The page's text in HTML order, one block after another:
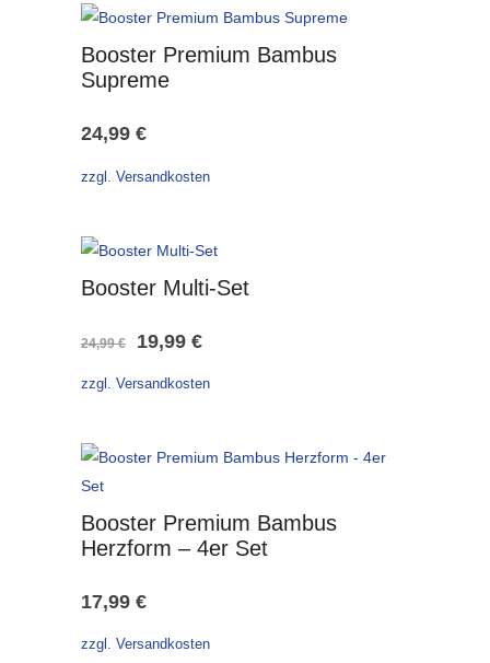
29,99 €27,99 €.
Booster Premium Bambus
Supreme
24,99 €
zzgl. Versandkosten
Booster Multi-Set
24,99€
Ursprünglicher
Preis
24,99 €
19,99 €Aktueller
Preis
19,99 €.
zzgl. Versandkosten
Booster Premium Bambus
Herzform – 4er Set
17,99 €
zzgl. Versandkosten